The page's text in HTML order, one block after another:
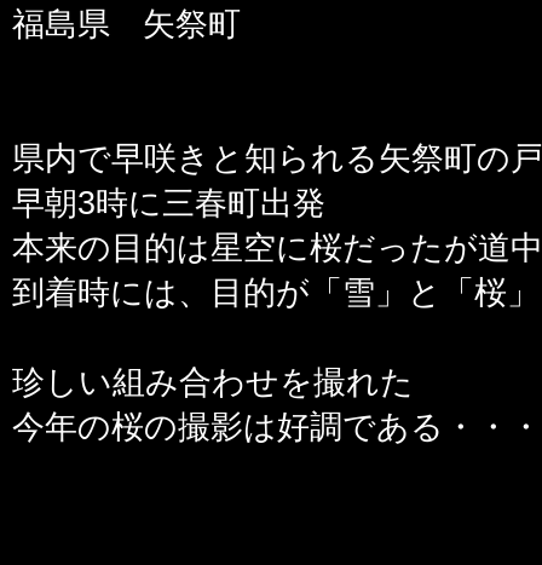
福島県 矢祭町
県内で早咲きと知られる矢祭町の
早朝3時に三春町出発
本来の目的は星空に桜だったが道
到着時には、目的が「雪」と「桜
珍しい組み合わせを撮れた
今年の桜の撮影は好調である・・・